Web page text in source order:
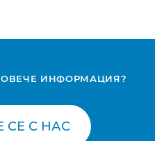
ИНФОРМАЦИЯ?
СЕ С НАС